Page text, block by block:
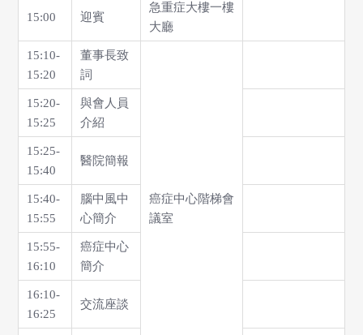
15:00 迎賓
急重症大樓一樓
大廳
15:10-
15:20
董事長致
詞
癌症中心階梯會
議室
15:20-
15:25
與會人員
介紹
15:25-
15:40
醫院簡報
15:40-
15:55
腦中風中
心簡介
15:55-
16:10
癌症中心
簡介
16:10-
16:25
交流座談